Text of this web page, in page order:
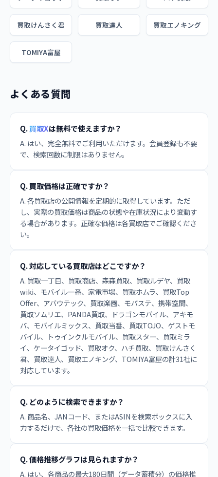
買取けんさく君 買取達人 買取エノキング
TOMIYA富屋
よくある質問
Q.買取Xは無料で使えますか？
A. はい、完全無料でご利用いただけます。会員登録も不要
で、検索回数に制限はありません。
Q. 買取価格は正確ですか？
A. 各買取店の公開情報を定期的に取得しています。ただ
し、実際の買取価格は商品の状態や在庫状況により変動す
る場合があります。正確な価格は各買取店でご確認くださ
い。
Q. 対応している買取店はどこですか？
A. 買取一丁目、買取商店、森森買取、買取ルデヤ、買取
wiki、モバイル一番、家電市場、買取ホムラ、買取Top
Offer、アバウテック、買取楽園、モバステ、携帯空間、
買取ソムリエ、PANDA買取、ドラゴンモバイル、アキモ
バ、モバイルミックス、買取当番、買取TOJO、ゲストモ
バイル、トゥインクルモバイル、買取スター、買取ミラ
イ、ケータイゴッド、買取オク、ハチ買取、買取けんさく
君、買取達人、買取エノキング、TOMIYA富屋の計31社に
対応しています。
Q. どのように検索できますか？
A. 商品名、JANコード、またはASINを検索ボックスに入
力するだけで、各社の買取価格を一括で比較できます。
Q. 価格推移グラフは見られますか？
A. はい、各商品の最大180日間（データ蓄積分）の価格推